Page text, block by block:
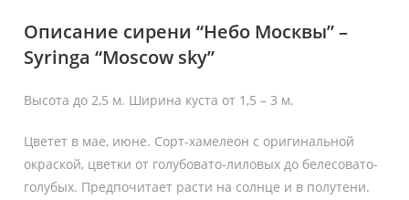
Описание сирени “Небо Москвы” –
Syringa “Moscow sky”
Высота до 2,5 м. Ширина куста от 1,5 – 3 м.
Цветет в мае, июне. Сорт-хамелеон с оригинальной
окраской, цветки от голубовато-лиловых до белесовато-
голубых. Предпочитает расти на солнце и в полутени.